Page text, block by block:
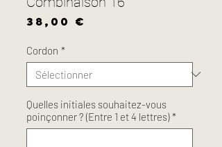
38,00 €
Cordon *
Quelles initiales souhaitez-vous
poinçonner ? (Entre 1 et 4 lettres) *